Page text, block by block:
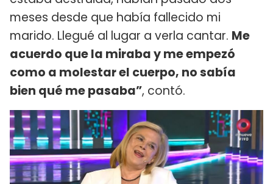
meses desde que había fallecido mi
marido. Llegué al lugar a verla cantar. Me
acuerdo que la miraba y me empezó
como a molestar el cuerpo, no sabía
bien qué me pasaba”, contó.